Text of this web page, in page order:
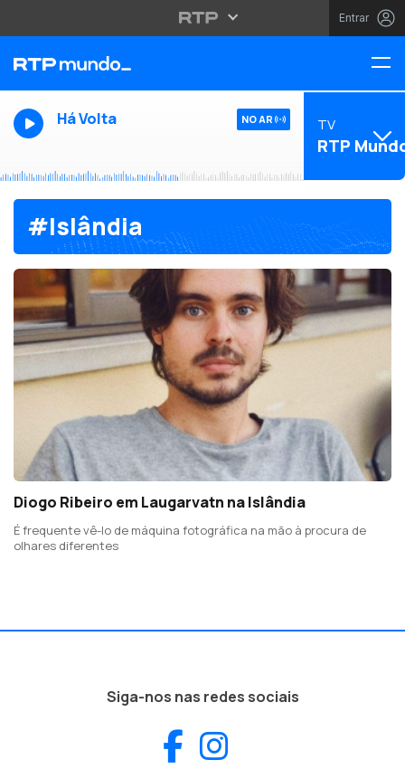
Entrar
Há Volta NO AR TV
RTP
#Islândia
Diogo Ribeiro em Laugarvatn na Islândia
É frequente vê-lo de máquina fotográfica na mão à procura de
olhares diferentes
Siga-nos nas redes sociais
Facebook